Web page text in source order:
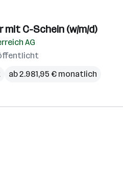
C-Schein (w/m/d)
AG
ab 2.981,95 € monatlich